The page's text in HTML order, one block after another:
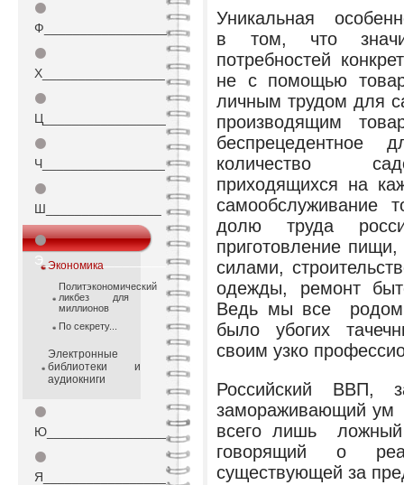
⚫
Ф_________________
⚫
Х_________________
⚫
Ц_________________
⚫
Ч_________________
⚫
Ш________________
⚫
Э_________________
Экономика
Политэкономический
ликбез для
миллионов
По секрету...
Электронные
библиотеки и
аудиокниги
⚫
Ю_________________
⚫
Я_________________
Уникальная
в том, что
потребностей
не с помощью
личным трудом для
производящим
беспрецедентное
количество
приходящихся на
самообслуживание
долю труда
приготовление
силами,
одежды, ремонт
Ведь мы все родом
было убогих
своим узко
Российский
замораживающий ум
всего лишь ложный
говорящий о
существующей за